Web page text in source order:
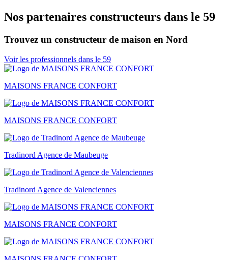
Nos partenaires constructeurs dans le 59
Trouvez un constructeur de maison en Nord
Voir les professionnels dans le 59
MAISONS FRANCE CONFORT
MAISONS FRANCE CONFORT
Tradinord Agence de Maubeuge
Tradinord Agence de Valenciennes
MAISONS FRANCE CONFORT